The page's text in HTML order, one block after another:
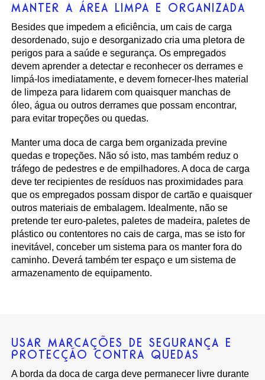
MANTER A ÁREA LIMPA E ORGANIZADA
Besides que impedem a eficiência, um cais de carga
desordenado, sujo e desorganizado cria uma pletora de
perigos para a saúde e segurança. Os empregados
devem aprender a detectar e reconhecer os derrames e
limpá-los imediatamente, e devem fornecer-lhes material
de limpeza para lidarem com quaisquer manchas de
óleo, água ou outros derrames que possam encontrar,
para evitar tropeções ou quedas.
Manter uma doca de carga bem organizada previne
quedas e tropeções. Não só isto, mas também reduz o
tráfego de pedestres e de empilhadores. A doca de carga
deve ter recipientes de resíduos nas proximidades para
que os empregados possam dispor de cartão e quaisquer
outros materiais de embalagem. Idealmente, não se
pretende ter euro-paletes, paletes de madeira, paletes de
plástico ou contentores no cais de carga, mas se isto for
inevitável, conceber um sistema para os manter fora do
caminho. Deverá também ter espaço e um sistema de
armazenamento de equipamento.
USAR MARCAÇÕES DE SEGURANÇA E
PROTECÇÃO CONTRA QUEDAS
A borda da doca de carga deve permanecer livre durante